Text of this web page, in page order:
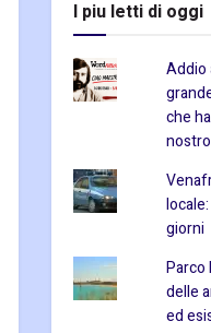
I piu letti di oggi
Addio
che
giorni
Parco
delle
ed